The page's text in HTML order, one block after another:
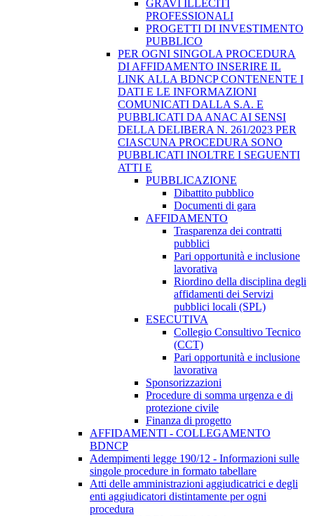
GRAVI ILLECITI
PROFESSIONALI
PROGETTI DI INVESTIMENTO
PUBBLICO
PER OGNI SINGOLA PROCEDURA
DI AFFIDAMENTO INSERIRE IL
LINK ALLA BDNCP CONTENENTE I
DATI E LE INFORMAZIONI
COMUNICATI DALLA S.A. E
PUBBLICATI DA ANAC AI SENSI
DELLA DELIBERA N. 261/2023 PER
CIASCUNA PROCEDURA SONO
PUBBLICATI INOLTRE I SEGUENTI
ATTI E
PUBBLICAZIONE
Dibattito pubblico
Documenti di gara
AFFIDAMENTO
Trasparenza dei contratti
pubblici
Pari opportunità e inclusione
lavorativa
Riordino della disciplina degli
affidamenti dei Servizi
pubblici locali (SPL)
ESECUTIVA
Collegio Consultivo Tecnico
(CCT)
Pari opportunità e inclusione
lavorativa
Sponsorizzazioni
Procedure di somma urgenza e di
protezione civile
Finanza di progetto
AFFIDAMENTI - COLLEGAMENTO
BDNCP
Adempimenti legge 190/12 - Informazioni sulle
singole procedure in formato tabellare
Atti delle amministrazioni aggiudicatrici e degli
enti aggiudicatori distintamente per ogni
procedura